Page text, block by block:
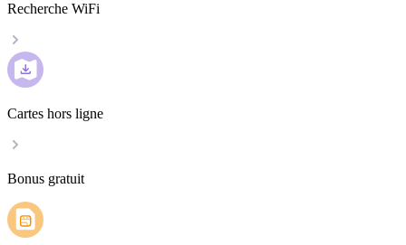
Recherche WiFi
Cartes hors ligne
Bonus gratuit